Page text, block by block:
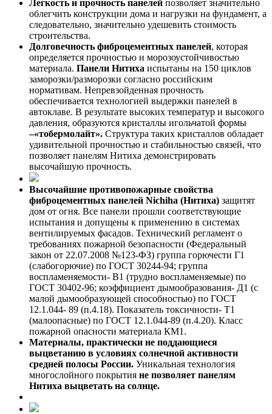
Легкость и прочность панелей позволяет значительно
облегчить конструкции дома и нагрузки на фундамент, а
следовательно, значительно удешевить стоимость
строительства.
Долговечность фиброцементных панелей, которая
определяется прочностью и морозоустойчивостью
материала. Панели Нитиха испытаны на 150 циклов
заморозки/разморозки согласно российским
нормативам. Непревзойденная прочность
обеспечивается технологией выдержки панелей в
автоклаве. В результате высоких температур и высокого
давления, образуются кристаллы игольчатой формы
–«тобермолайт». Структура таких кристаллов обладает
удивительной прочностью и стабильностью связей, что
позволяет панелям Нитиха демонстрировать
высочайшую прочность.
Высочайшие противопожарные свойства
фиброцементных панелей Nichiha (Нитиха) защитят
дом от огня. Все панели прошли соответствующие
испытания и допущены к применению в системах
вентилируемых фасадов. Технический регламент о
требованиях пожарной безопасности (Федеральный
закон от 22.07.2008 №123-ФЗ) группа горючести Г1
(слабогорючие) по ГОСТ 30244-94; группа
воспламеняемости- В1 (трудно воспламеняемые) по
ГОСТ 30402-96; коэффициент дымообразования- Д1 (с
малой дымообразующей способностью) по ГОСТ
12.1.044- 89 (п.4.18). Показатель токсичности- Т1
(малоопасные) по ГОСТ 12.1.044-89 (п.4.20). Класс
пожарной опасности материала КМ1.
Материалы, практически не поддающиеся
выцветанию в условиях солнечной активности
средней полосы России. Уникальная технология
многослойного покрытия не позволяет панелям
Нитиха выцветать на солнце.